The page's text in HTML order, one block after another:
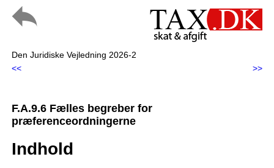
Den Juridiske Vejledning 2026-2
<<
>>
F.A.9.6 Fælles begreber for
præferenceordningerne
Indhold